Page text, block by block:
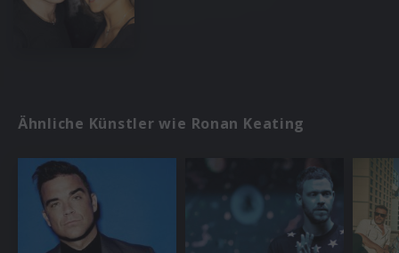
Ähnliche Künstler wie Ronan Keating